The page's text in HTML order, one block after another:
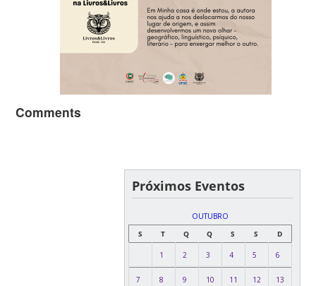
Comments
Próximos Eventos
OUTUBRO
S
T Q Q S S D
1 2 3 4 5 6
7 8 9 10 11 12 13